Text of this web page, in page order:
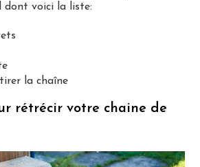
dont voici la liste:
la chaîne
rétrécir votre chaine de